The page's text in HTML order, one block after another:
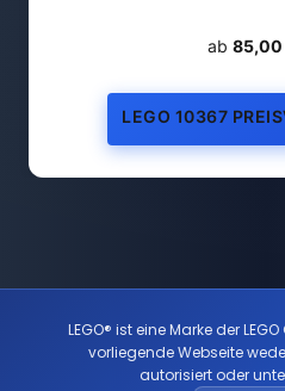
ab 85,00
LEGO 10367
LEGO® ist eine Marke der
vorliegende Webseite
autorisiert oder